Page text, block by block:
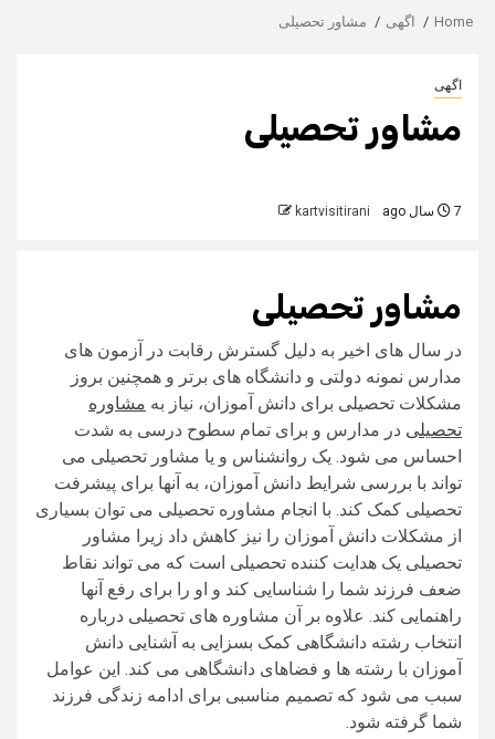
Home اگهی مشاور تحصیلی
اگهی
مشاور تحصیلی
7 سال ago kartvisitirani
مشاور تحصیلی
در سال های اخیر به دلیل گسترش رقابت در آزمون های
مدارس نمونه دولتی و دانشگاه های برتر و همچنین بروز
مشکلات تحصیلی برای دانش آموزان، نیاز به مشاوره
تحصیلی در مدارس و برای تمام سطوح درسی به شدت
احساس می شود. یک روانشناس و یا مشاور تحصیلی می
تواند با بررسی شرایط دانش آموزان، به آنها برای پیشرفت
تحصیلی کمک کند. با انجام مشاوره تحصیلی می توان بسیاری
از مشکلات دانش آموزان را نیز کاهش داد زیرا مشاور
تحصیلی یک هدایت کننده تحصیلی است که می تواند نقاط
ضعف فرزند شما را شناسایی کند و او را برای رفع آنها
راهنمایی کند. علاوه بر آن مشاوره های تحصیلی درباره
انتخاب رشته دانشگاهی کمک بسزایی به آشنایی دانش
آموزان با رشته ها و فضاهای دانشگاهی می کند. این عوامل
سبب می شود که تصمیم مناسبی برای ادامه زندگی فرزند
شما گرفته شود.